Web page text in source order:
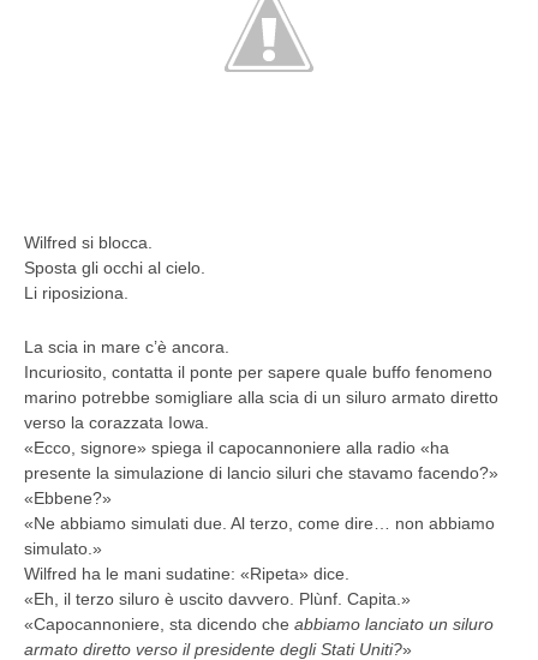
Wilfred si blocca.
Sposta gli occhi al cielo.
Li riposiziona.
La scia in mare c’è ancora.
Incuriosito, contatta il ponte per sapere quale buffo fenomeno
marino potrebbe somigliare alla scia di un siluro armato diretto
verso la corazzata Iowa.
«Ecco, signore» spiega il capocannoniere alla radio «ha
presente la simulazione di lancio siluri che stavamo facendo?»
«Ebbene?»
«Ne abbiamo simulati due. Al terzo, come dire… non abbiamo
simulato.»
Wilfred ha le mani sudatine: «Ripeta» dice.
«Eh, il terzo siluro è uscito davvero. Plùnf. Capita.»
«Capocannoniere, sta dicendo che abbiamo lanciato un siluro
armato diretto verso il presidente degli Stati Uniti?»